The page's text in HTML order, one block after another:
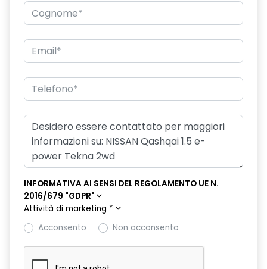
INFORMATIVA AI SENSI DEL REGOLAMENTO UE N.
2016/679 "GDPR"
Attività di marketing *
Acconsento
Non acconsento